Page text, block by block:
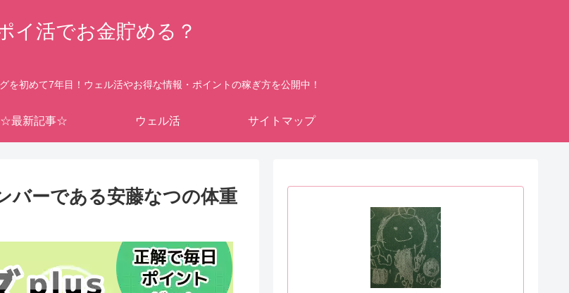
イ活でお金貯める？
を初めて7年目！ウェル活やお得な情報・ポイントの稼ぎ方を公開中！
☆最新記事☆ ウェル活 サイトマップ
バーである安藤なつの体重